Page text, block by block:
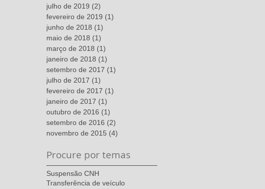
julho de 2019 (2)
fevereiro de 2019 (1)
junho de 2018 (1)
maio de 2018 (1)
março de 2018 (1)
janeiro de 2018 (1)
setembro de 2017 (1)
julho de 2017 (1)
fevereiro de 2017 (1)
janeiro de 2017 (1)
outubro de 2016 (1)
setembro de 2016 (2)
novembro de 2015 (4)
Procure por temas
Suspensão CNH
Transferência de veículo